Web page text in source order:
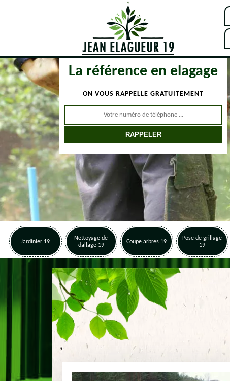
La référence en elagage
ON VOUS RAPPELLE GRATUITEMENT
Jardinier 19
Nettoyage de
dallage 19
Coupe arbres 19
Pose de grillage
19